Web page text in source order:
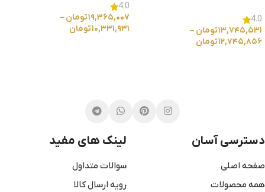
4.0
۱۳,۷۴۵,۵۳۱تومان –
۱۲,۷۴۵,۸۵۶تومان
4.0
۱۹,۳۶۵,۰۰۷تومان –
۱۰,۳۳۱,۹۳۱تومان
دسترسی آسان
صفحه اصلی
همه محصولات
لینک های مفید
سوالات متداول
رویه ارسال کالا